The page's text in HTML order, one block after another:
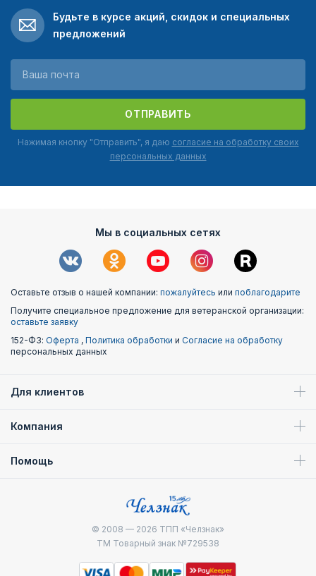
Будьте в курсе акций, скидок и специальных
предложений
ОТПРАВИТЬ
Нажимая кнопку "Отправить", я даю согласие на обработку своих
персональных данных
Мы в социальных сетях
Оставьте отзыв о нашей компании: пожалуйтесь или поблагодарите
Получите специальное предложение для ветеранской организации:
оставьте заявку
152-ФЗ: Оферта , Политика обработки и Согласие на обработку
персональных данных
Для клиентов
Компания
Помощь
© 2008 — 2026 ТПП «Челзнак»
ТМ Товарный знак №729538